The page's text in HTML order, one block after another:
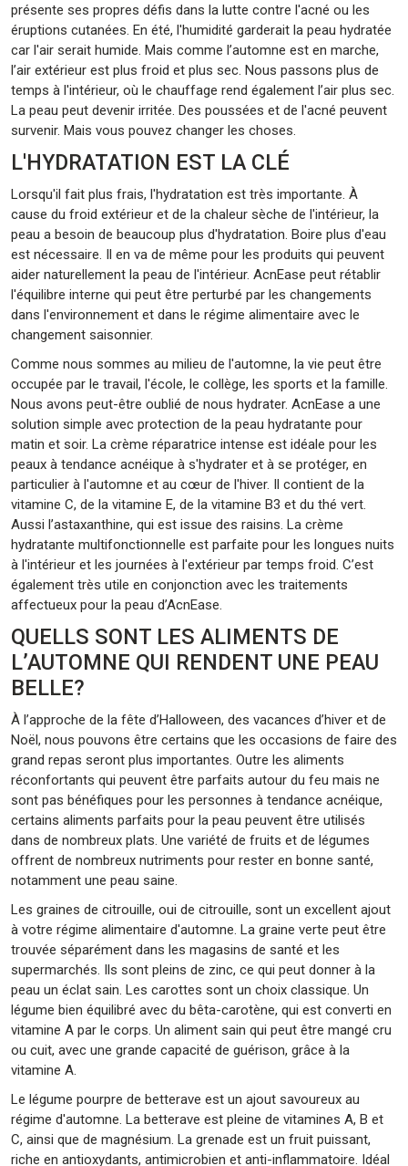
présente ses propres défis dans la lutte contre l'acné ou les
éruptions cutanées. En été, l'humidité garderait la peau hydratée
car l'air serait humide. Mais comme l’automne est en marche,
l’air extérieur est plus froid et plus sec. Nous passons plus de
temps à l'intérieur, où le chauffage rend également l’air plus sec.
La peau peut devenir irritée. Des poussées et de l'acné peuvent
survenir. Mais vous pouvez changer les choses.
L'HYDRATATION EST LA CLÉ
Lorsqu'il fait plus frais, l'hydratation est très importante. À
cause du froid extérieur et de la chaleur sèche de l'intérieur, la
peau a besoin de beaucoup plus d'hydratation. Boire plus d'eau
est nécessaire. Il en va de même pour les produits qui peuvent
aider naturellement la peau de l'intérieur. AcnEase peut rétablir
l'équilibre interne qui peut être perturbé par les changements
dans l'environnement et dans le régime alimentaire avec le
changement saisonnier.
Comme nous sommes au milieu de l'automne, la vie peut être
occupée par le travail, l'école, le collège, les sports et la famille.
Nous avons peut-être oublié de nous hydrater. AcnEase a une
solution simple avec protection de la peau hydratante pour
matin et soir. La crème réparatrice intense est idéale pour les
peaux à tendance acnéique à s'hydrater et à se protéger, en
particulier à l'automne et au cœur de l'hiver. Il contient de la
vitamine C, de la vitamine E, de la vitamine B3 et du thé vert.
Aussi l’astaxanthine, qui est issue des raisins. La crème
hydratante multifonctionnelle est parfaite pour les longues nuits
à l'intérieur et les journées à l'extérieur par temps froid. C’est
également très utile en conjonction avec les traitements
affectueux pour la peau d’AcnEase.
QUELLS SONT LES ALIMENTS DE
L’AUTOMNE QUI RENDENT UNE PEAU
BELLE?
À l’approche de la fête d’Halloween, des vacances d’hiver et de
Noël, nous pouvons être certains que les occasions de faire des
grand repas seront plus importantes. Outre les aliments
réconfortants qui peuvent être parfaits autour du feu mais ne
sont pas bénéfiques pour les personnes à tendance acnéique,
certains aliments parfaits pour la peau peuvent être utilisés
dans de nombreux plats. Une variété de fruits et de légumes
offrent de nombreux nutriments pour rester en bonne santé,
notamment une peau saine.
Les graines de citrouille, oui de citrouille, sont un excellent ajout
à votre régime alimentaire d'automne. La graine verte peut être
trouvée séparément dans les magasins de santé et les
supermarchés. Ils sont pleins de zinc, ce qui peut donner à la
peau un éclat sain. Les carottes sont un choix classique. Un
légume bien équilibré avec du bêta-carotène, qui est converti en
vitamine A par le corps. Un aliment sain qui peut être mangé cru
ou cuit, avec une grande capacité de guérison, grâce à la
vitamine A.
Le légume pourpre de betterave est un ajout savoureux au
régime d'automne. La betterave est pleine de vitamines A, B et
C, ainsi que de magnésium. La grenade est un fruit puissant,
riche en antioxydants, antimicrobien et anti-inflammatoire. Idéal